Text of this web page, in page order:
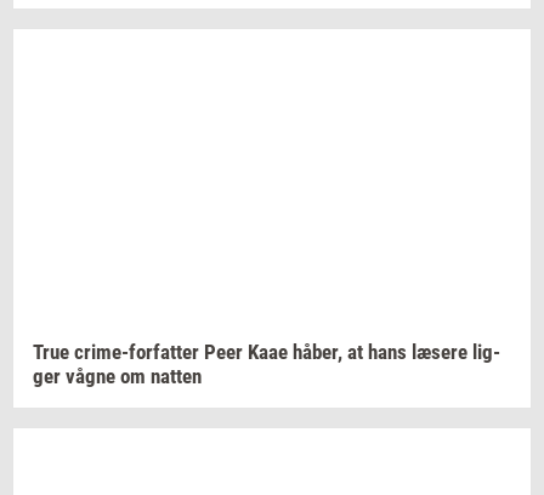
True crime-​forfatter Peer Kaae håber, at hans læ­se­re lig­
ger vågne om nat­ten